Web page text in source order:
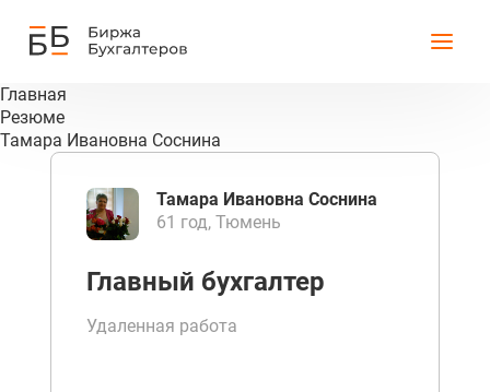
Главная
Резюме
Тамара Ивановна Соснина
Тамара Ивановна Соснина
61 год, Тюмень
Главный бухгалтер
Удаленная работа